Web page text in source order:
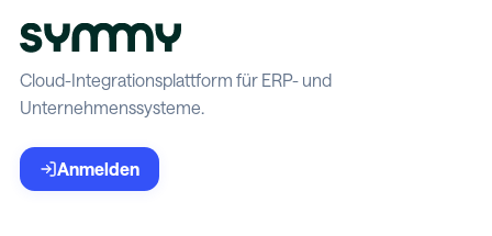
Cloud-Integrationsplattform für ERP- und
Unternehmenssysteme.
Anmelden